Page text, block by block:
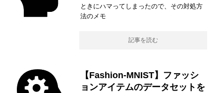
ときにハマってしまったので、その対処方
法のメモ
記事を読む
【Fashion-MNIST】ファッシ
ョンアイテムのデータセットを